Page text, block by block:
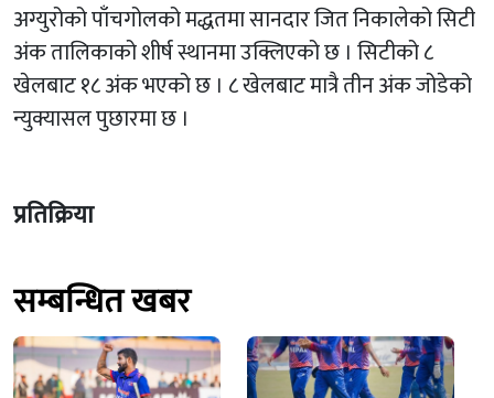
अग्युरोको पाँचगोलको मद्धतमा सानदार जित निकालेको सिटी
अंक तालिकाको शीर्ष स्थानमा उक्लिएको छ । सिटीको ८
खेलबाट १८ अंक भएको छ । ८ खेलबाट मात्रै तीन अंक जोडेको
न्युक्यासल पुछारमा छ ।
प्रतिक्रिया
सम्बन्धित खबर